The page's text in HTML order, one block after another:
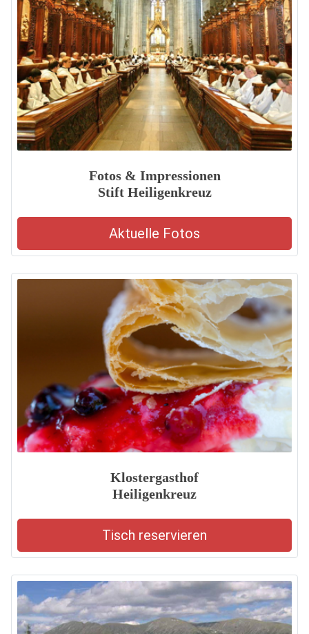
Fotos & Impressionen
Stift Heiligenkreuz
Aktuelle Fotos
Klostergasthof
Heiligenkreuz
Tisch reservieren